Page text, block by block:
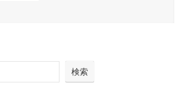
検索